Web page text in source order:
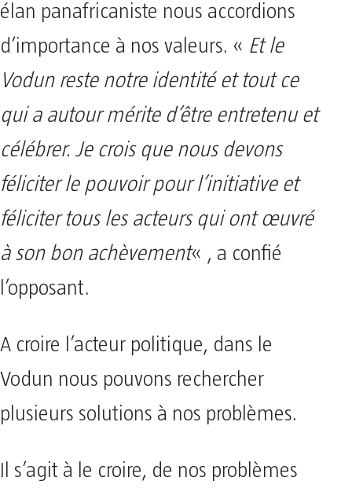
élan panafricaniste nous accordions
d’importance à nos valeurs. « Et le
Vodun reste notre identité et tout ce
qui a autour mérite d’être entretenu et
célébrer. Je crois que nous devons
féliciter le pouvoir pour l’initiative et
féliciter tous les acteurs qui ont œuvré
à son bon achèvement« , a confié
l’opposant.
A croire l’acteur politique, dans le
Vodun nous pouvons rechercher
plusieurs solutions à nos problèmes.
Il s’agit à le croire, de nos problèmes